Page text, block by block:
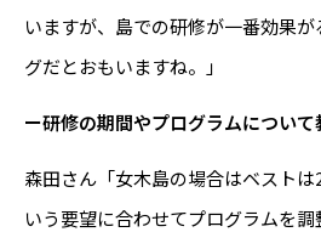
いますが、島での研修が一番効果
グだとおもいますね。」
ー研修の期間やプログラムについ
森田さん「女木島の場合はベスト
いう要望に合わせてプログラムを